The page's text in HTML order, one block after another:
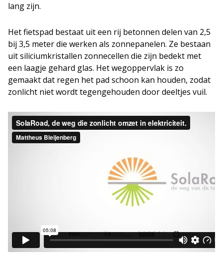
lang zijn.
Het fietspad bestaat uit een rij betonnen delen van 2,5
bij 3,5 meter die werken als zonnepanelen. Ze bestaan
uit siliciumkristallen zonnecellen die zijn bedekt met
een laagje gehard glas. Het wegoppervlak is zo
gemaakt dat regen het pad schoon kan houden, zodat
zonlicht niet wordt tegengehouden door deeltjes vuil.